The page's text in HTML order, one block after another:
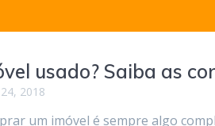
usado? Saiba as
2018
um imóvel é sempre algo